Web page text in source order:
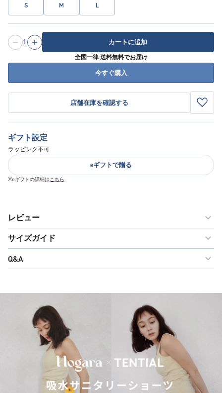
S M L
1 カートに追加
全国一律 送料無料でお届け
今すぐ購入
店舗在庫を確認する
ギフト設定
ラッピング不可
eギフトで贈る
※eギフトの詳細は こちら
レビュー
サイズガイド
Q&A